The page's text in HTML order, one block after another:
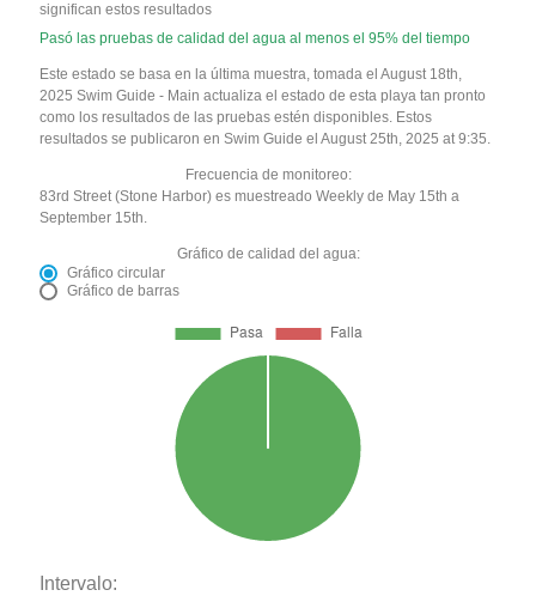
significan estos resultados
Pasó las pruebas de calidad del agua al menos el 95% del tiempo
Este estado se basa en la última muestra, tomada el August 18th,
2025 Swim Guide - Main actualiza el estado de esta playa tan pronto
como los resultados de las pruebas estén disponibles. Estos
resultados se publicaron en Swim Guide el August 25th, 2025 at 9:35.
Frecuencia de monitoreo:
83rd Street (Stone Harbor) es muestreado Weekly de May 15th a
September 15th.
Gráfico de calidad del agua:
Gráfico circular
Gráfico de barras
Intervalo: